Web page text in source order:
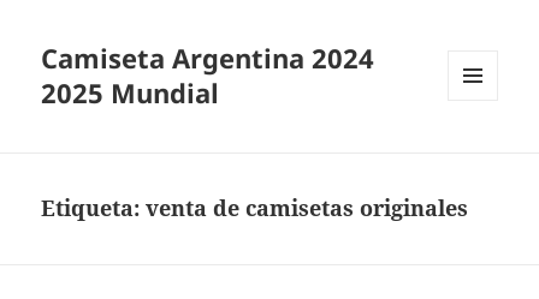
Camiseta Argentina 2024
2025 Mundial
Etiqueta:venta de camisetas originales